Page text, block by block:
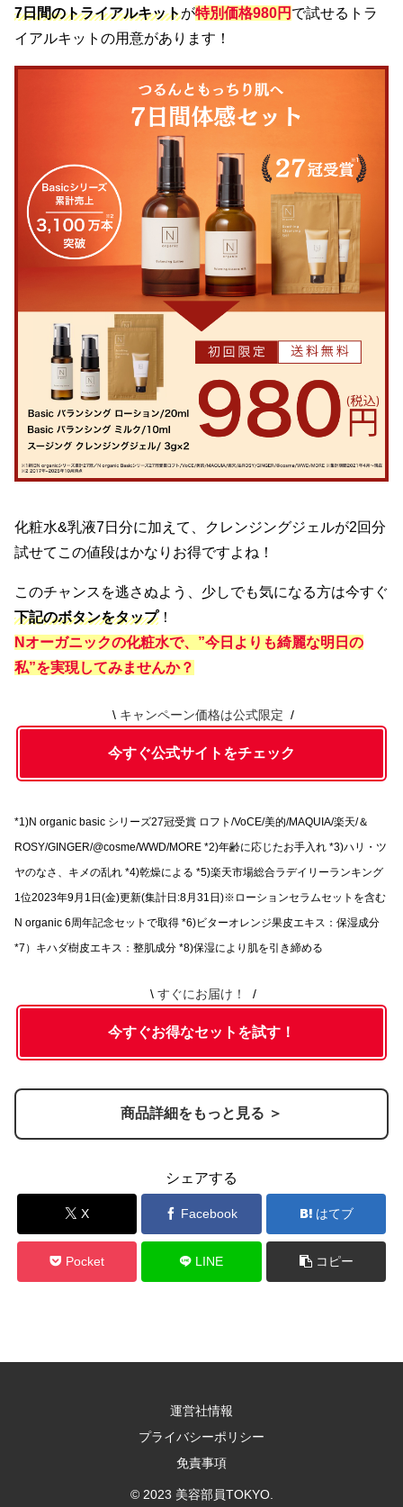
7日間のトライアルキットが特別価格980円 で試せるトラ
イアルキットの用意があります！
化粧水&乳液7日分に加えて、クレンジングジェルが2回分
試せてこの値段はかなりお得ですよね！
このチャンスを逃さぬよう、少しでも気になる方は今すぐ
下記のボタンをタップ！
Nオーガニックの化粧水で、”今日よりも綺麗な明日の
私”を実現してみませんか？
今すぐ公式サイトをチェック
キャンペーン価格は公式限定
*1)N organic basic シリーズ27冠受賞 ロフト/VoCE/美的/MAQUIA/楽天/＆
ROSY/GINGER/@cosme/WWD/MORE *2)年齢に応じたお手入れ *3)ハリ・ツ
ヤのなさ、キメの乱れ *4)乾燥による *5)楽天市場総合ラデイリーランキング
1位2023年9月1日(金)更新(集計日:8月31日)※ローションセラムセットを含む
N organic 6周年記念セットで取得 *6)ビターオレンジ果皮エキス：保湿成分
*7）キハダ樹皮エキス：整肌成分 *8)保湿により肌を引き締める
すぐにお届け！
今すぐお得なセットを試す！
商品詳細をもっと見る ＞
シェアする
X Facebook はてブ
Pocket LINE コピー
運営社情報
プライバシーポリシー
免責事項
© 2023 美容部員TOKYO.